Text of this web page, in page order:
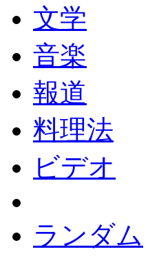
文学
音楽
報道
料理法
ビデオ
ランダム